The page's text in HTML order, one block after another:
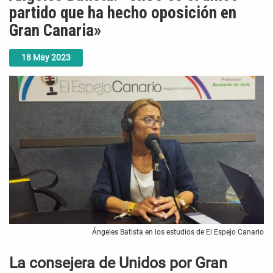
18 May2023
partido que ha hecho oposición en
Gran Canaria»
Ángeles Batista en los estudios de El Espejo Canario
La consejera de Unidos por Gran